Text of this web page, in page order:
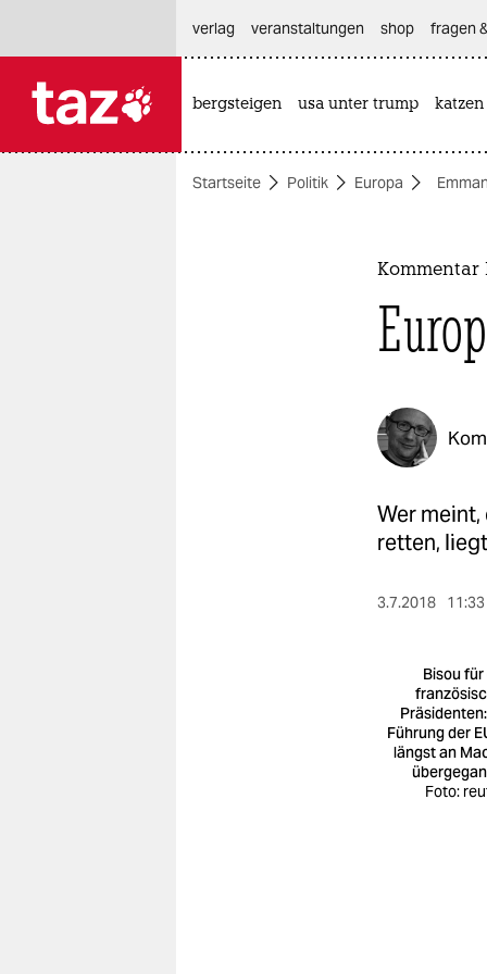
themen
verlag
veranstaltungen shop fragen
bergsteigen usa unter trump katzen
Startseite Politik Europa
Kommentar
Wer
retten,
3.7.2018
Bisou
Führung der
längst an
Foto: